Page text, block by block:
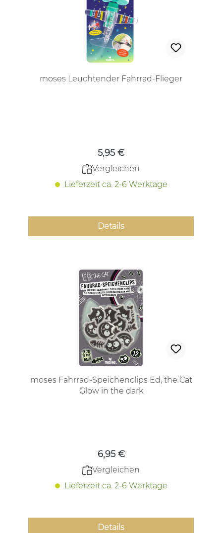
moses Leuchtender Fahrrad-Flieger
5,95 €
Vergleichen
Lieferzeit ca. 2-6 Werktage
Details
moses Fahrrad-Speichenclips Ed, the Cat
Glow in the dark
6,95 €
Vergleichen
Lieferzeit ca. 2-6 Werktage
Details